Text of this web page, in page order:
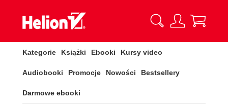
Kategorie Książki Ebooki Kursy video
Audiobooki Promocje Nowości Bestsellery
Darmowe ebooki